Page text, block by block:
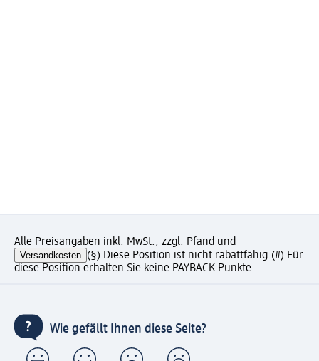
Alle Preisangaben inkl. MwSt., zzgl. Pfand und
Versandkosten (§) Diese Position ist nicht rabattfähig.(#) Für
diese Position erhalten Sie keine PAYBACK Punkte.
Wie gefällt Ihnen diese Seite?